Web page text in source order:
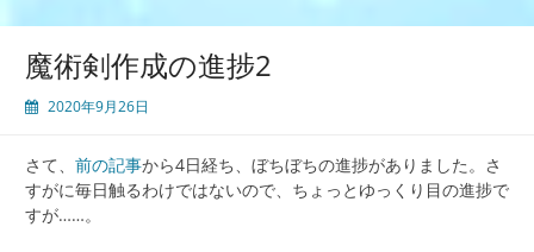
魔術剣作成の進捗2
2020年9月26日
さて、 前の記事から4日経ち、ぼちぼちの進捗がありました。さ
すがに毎日触るわけではないので、ちょっとゆっくり目の進捗で
すが……。